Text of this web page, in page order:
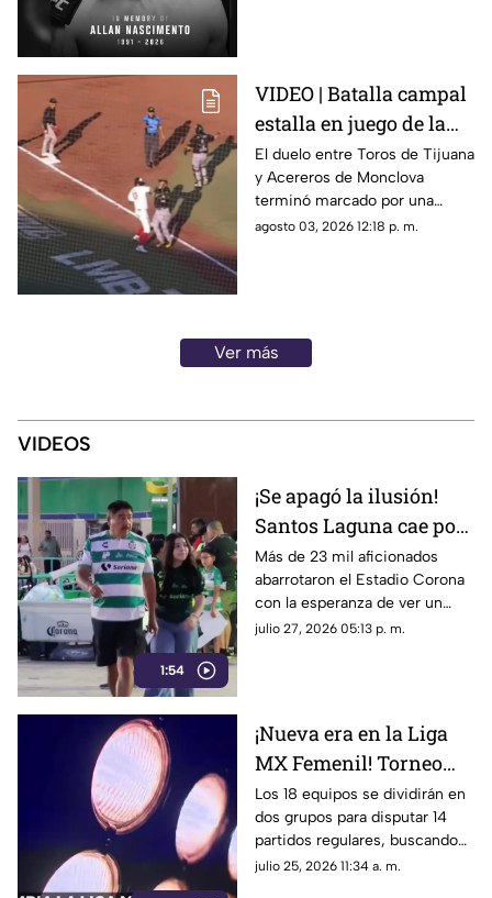
VIDEO | Batalla campal
estalla en juego de la
LMB; Danry Vásquez
recibe fuerte castigo
El duelo entre Toros de Tijuana
y Acereros de Monclova
terminó marcado por una
violenta bronca luego de que el
agosto 03, 2026 12:18 p. m.
Ver más
VIDEOS
1:54
¡Se apagó la ilusión!
Santos Laguna cae por
la mínima ante Atlas
en su presentación en
el TSM
Más de 23 mil aficionados
abarrotaron el Estadio Corona
con la esperanza de ver un
triunfo, pero un solitario gol de
julio 27, 2026 05:13 p. m.
¡Nueva era en la Liga
MX Femenil! Torneo
Apertura 2026
estrenará formato de
competencia
Los 18 equipos se dividirán en
dos grupos para disputar 14
partidos regulares, buscando
reducir el desgaste físico de
julio 25, 2026 11:34 a. m.